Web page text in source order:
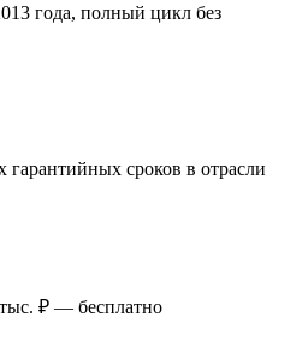
года, полный цикл без
сроков в отрасли
₽ — бесплатно